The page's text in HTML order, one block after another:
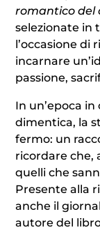
romantico del
selezionate in
l’occasione di
incarnare
passione,
In un’epoca in
dimentica, la
fermo: un
ricordare che,
quelli che
Presente alla
anche il
autore del